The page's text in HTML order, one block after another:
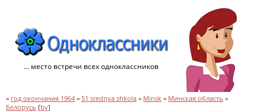
... место встречи всех одноклассников
» год окончания 1964 » 51 srednya shkola » Minsk » Минская область »
Белорусь [by]